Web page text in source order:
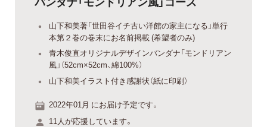
山下和美著「世田谷イチ古い洋館の家主になる」単行
本第２巻の巻末にお名前掲載 (希望者のみ)
青木俊直オリジナルデザインバンダナ「モンドリアン
風」（52cm×52cm、綿100%）
山下和美イラスト付き感謝状（紙に印刷）
2022年01月 にお届け予定です。
11人が応援しています。